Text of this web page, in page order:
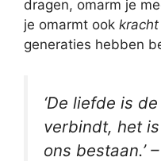
dragen, omarm je
je omarmt ook kracht
generaties hebben
‘De liefde is
verbindt, het
ons bestaan.’